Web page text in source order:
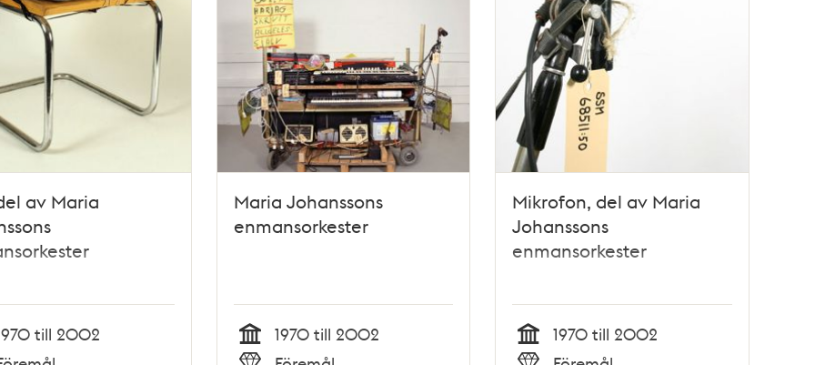
av Maria
till 2002
Maria Johanssons
enmansorkester
Tid
1970 till 2002
Mikrofon, del av Maria
Johanssons
enmansorkester
Tid
1970 till 2002